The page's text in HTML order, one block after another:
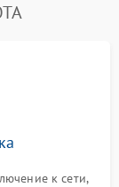
к сети,